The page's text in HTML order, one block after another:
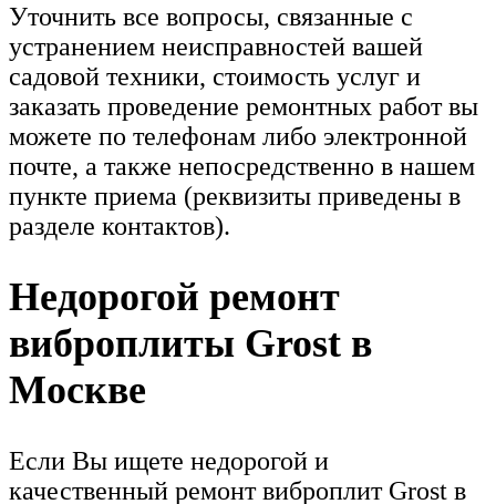
Уточнить все вопросы, связанные с
устранением неисправностей вашей
садовой техники, стоимость услуг и
заказать проведение ремонтных работ вы
можете по телефонам либо электронной
почте, а также непосредственно в нашем
пункте приема (реквизиты приведены в
разделе контактов).
Недорогой ремонт
виброплиты Grost в
Москве
Если Вы ищете недорогой и
качественный ремонт виброплит Grost в